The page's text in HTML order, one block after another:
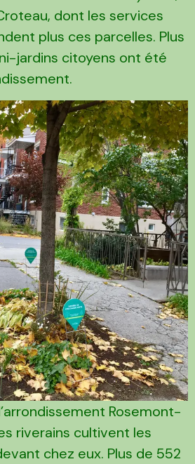
dont les services
plus ces parcelles. Plus
jardins citoyens ont été
Rosemont-
riverains cultivent les
chez eux. Plus de 552